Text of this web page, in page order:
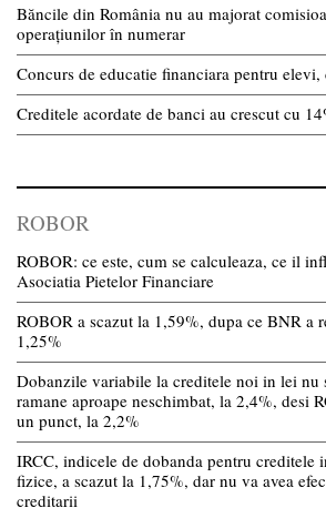
Băncile din România nu au majorat
operațiunilor în numerar
Concurs de educatie financiara pentru
Creditele acordate de banci au crescut cu
ROBOR
ROBOR: ce este, cum se calculeaza, ce il
Asociatia Pietelor Financiare
ROBOR a scazut la 1,59%, dupa ce BNR a
1,25%
Dobanzile variabile la creditele noi in lei nu
ramane aproape neschimbat, la 2,4%, desi
un punct, la 2,2%
IRCC, indicele de dobanda pentru creditele
fizice, a scazut la 1,75%, dar nu va avea
creditarii